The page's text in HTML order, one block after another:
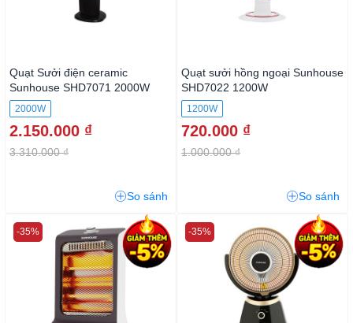
Quạt Sưởi điện ceramic
Sunhouse SHD7071 2000W
2000W
2.150.000 ₫
3.310.000 ₫
So sánh
Quạt sưởi hồng ngoại Sunhouse
SHD7022 1200W
1200W
720.000 ₫
1.000.000 ₫
So sánh
-35% -35%